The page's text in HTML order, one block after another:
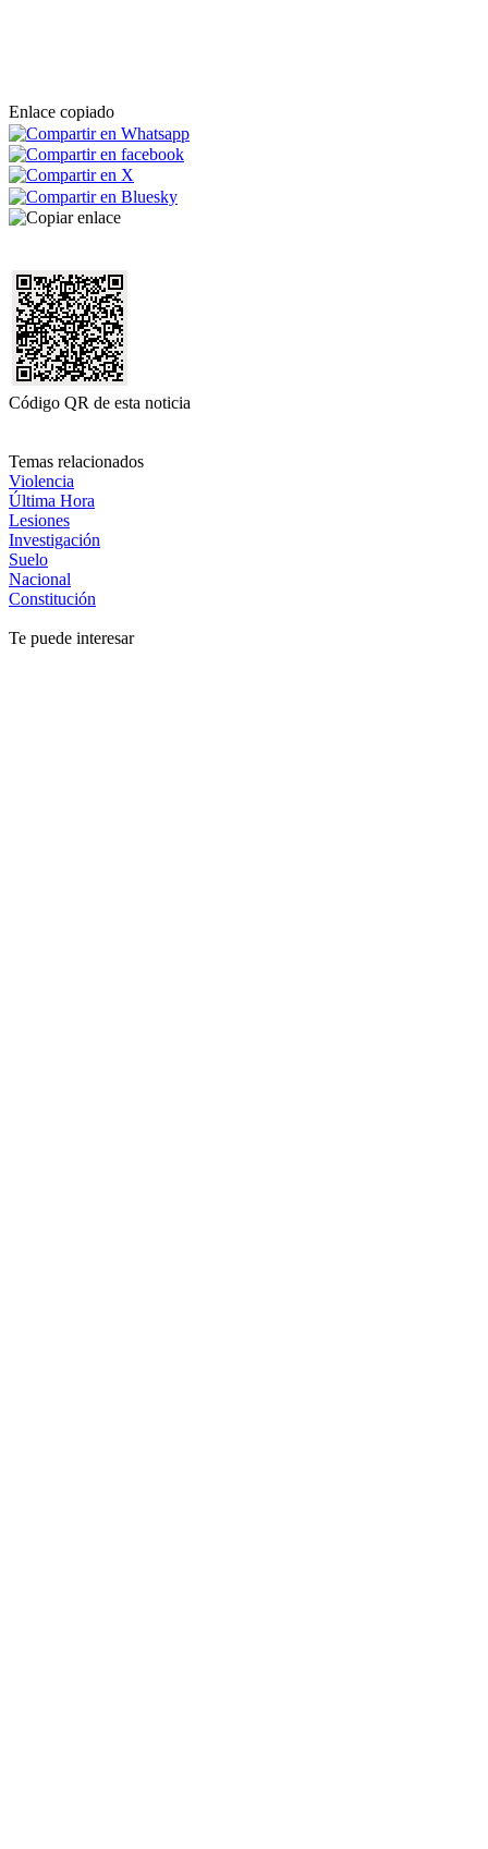
Enlace copiado
Código QR de esta noticia
Temas relacionados
Violencia
Última Hora
Lesiones
Investigación
Suelo
Nacional
Constitución
Te puede interesar